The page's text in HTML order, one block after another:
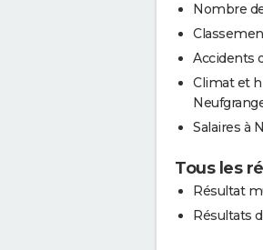
Nombre
Accidents
Climat et
Salaires à
Tous les
Résultat
Résultats